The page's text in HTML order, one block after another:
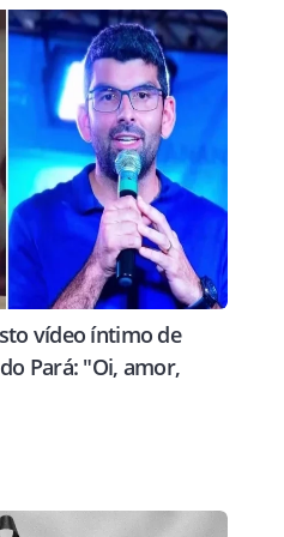
vídeo íntimo de
Pará: "Oi, amor,